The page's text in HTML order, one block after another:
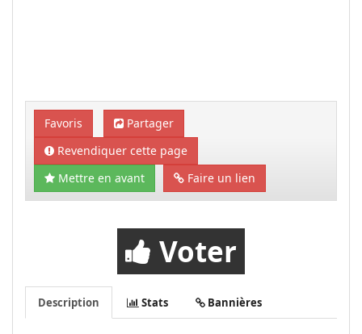
Favoris
Partager
Revendiquer cette page
Mettre en avant
Faire un lien
Voter
Description Stats Bannières